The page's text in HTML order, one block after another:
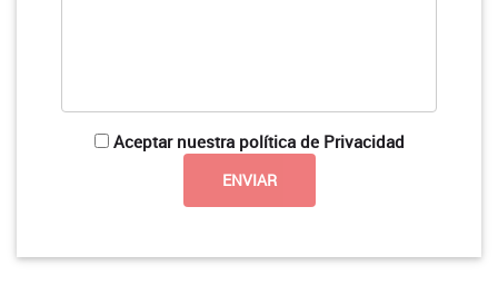
Aceptar nuestra política de Privacidad